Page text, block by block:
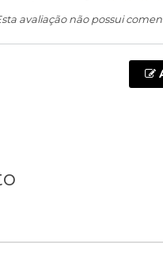
avaliação não possui